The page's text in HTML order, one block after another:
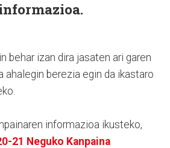
behar izan dira jasaten ari garen
ahalegin berezia egin da ikastaro
informazioa ikusteko,
21 Neguko Kanpaina